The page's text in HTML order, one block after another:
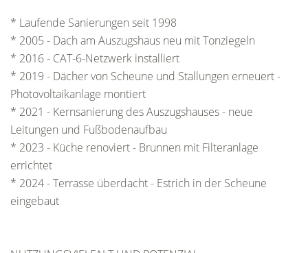
* Laufende Sanierungen seit 1998
* 2005 - Dach am Auszugshaus neu mit Tonziegeln
* 2016 - CAT-6-Netzwerk installiert
* 2019 - Dächer von Scheune und Stallungen erneuert -
Photovoltaikanlage montiert
* 2021 - Kernsanierung des Auszugshauses - neue
Leitungen und Fußbodenaufbau
* 2023 - Küche renoviert - Brunnen mit Filteranlage
errichtet
* 2024 - Terrasse überdacht - Estrich in der Scheune
eingebaut